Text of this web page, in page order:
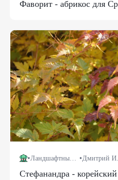
Фаворит - абрикос для
• •Дмитрий И.
Стефанандра -